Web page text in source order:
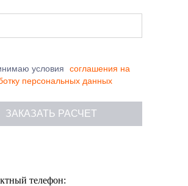
условия
соглашения на
персональных данных
телефон: